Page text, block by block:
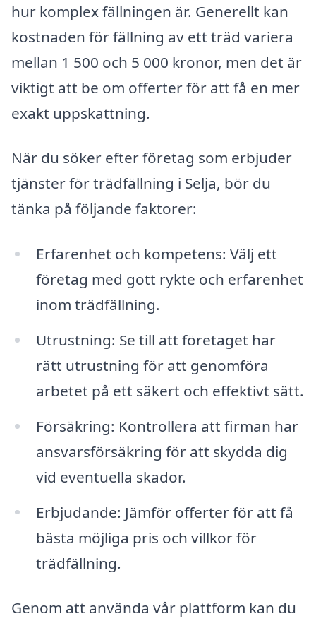
hur komplex fällningen är. Generellt kan
kostnaden för fällning av ett träd variera
mellan 1 500 och 5 000 kronor, men det är
viktigt att be om offerter för att få en mer
exakt uppskattning.
När du söker efter företag som erbjuder
tjänster för trädfällning i Selja, bör du
tänka på följande faktorer:
Erfarenhet och kompetens: Välj ett
företag med gott rykte och erfarenhet
inom trädfällning.
Utrustning: Se till att företaget har
rätt utrustning för att genomföra
arbetet på ett säkert och effektivt sätt.
Försäkring: Kontrollera att firman har
ansvarsförsäkring för att skydda dig
vid eventuella skador.
Erbjudande: Jämför offerter för att få
bästa möjliga pris och villkor för
trädfällning.
Genom att använda vår plattform kan du